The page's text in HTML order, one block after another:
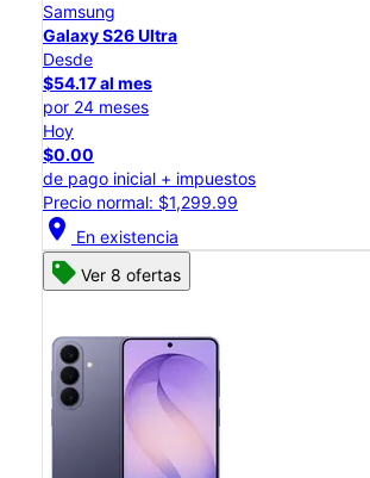
Samsung
Galaxy S26 Ultra
Desde
$54.17 al mes
por 24 meses
Hoy
$0.00
de pago inicial + impuestos
Precio normal: $1,299.99
location_on En existencia
Ver 8 ofertas